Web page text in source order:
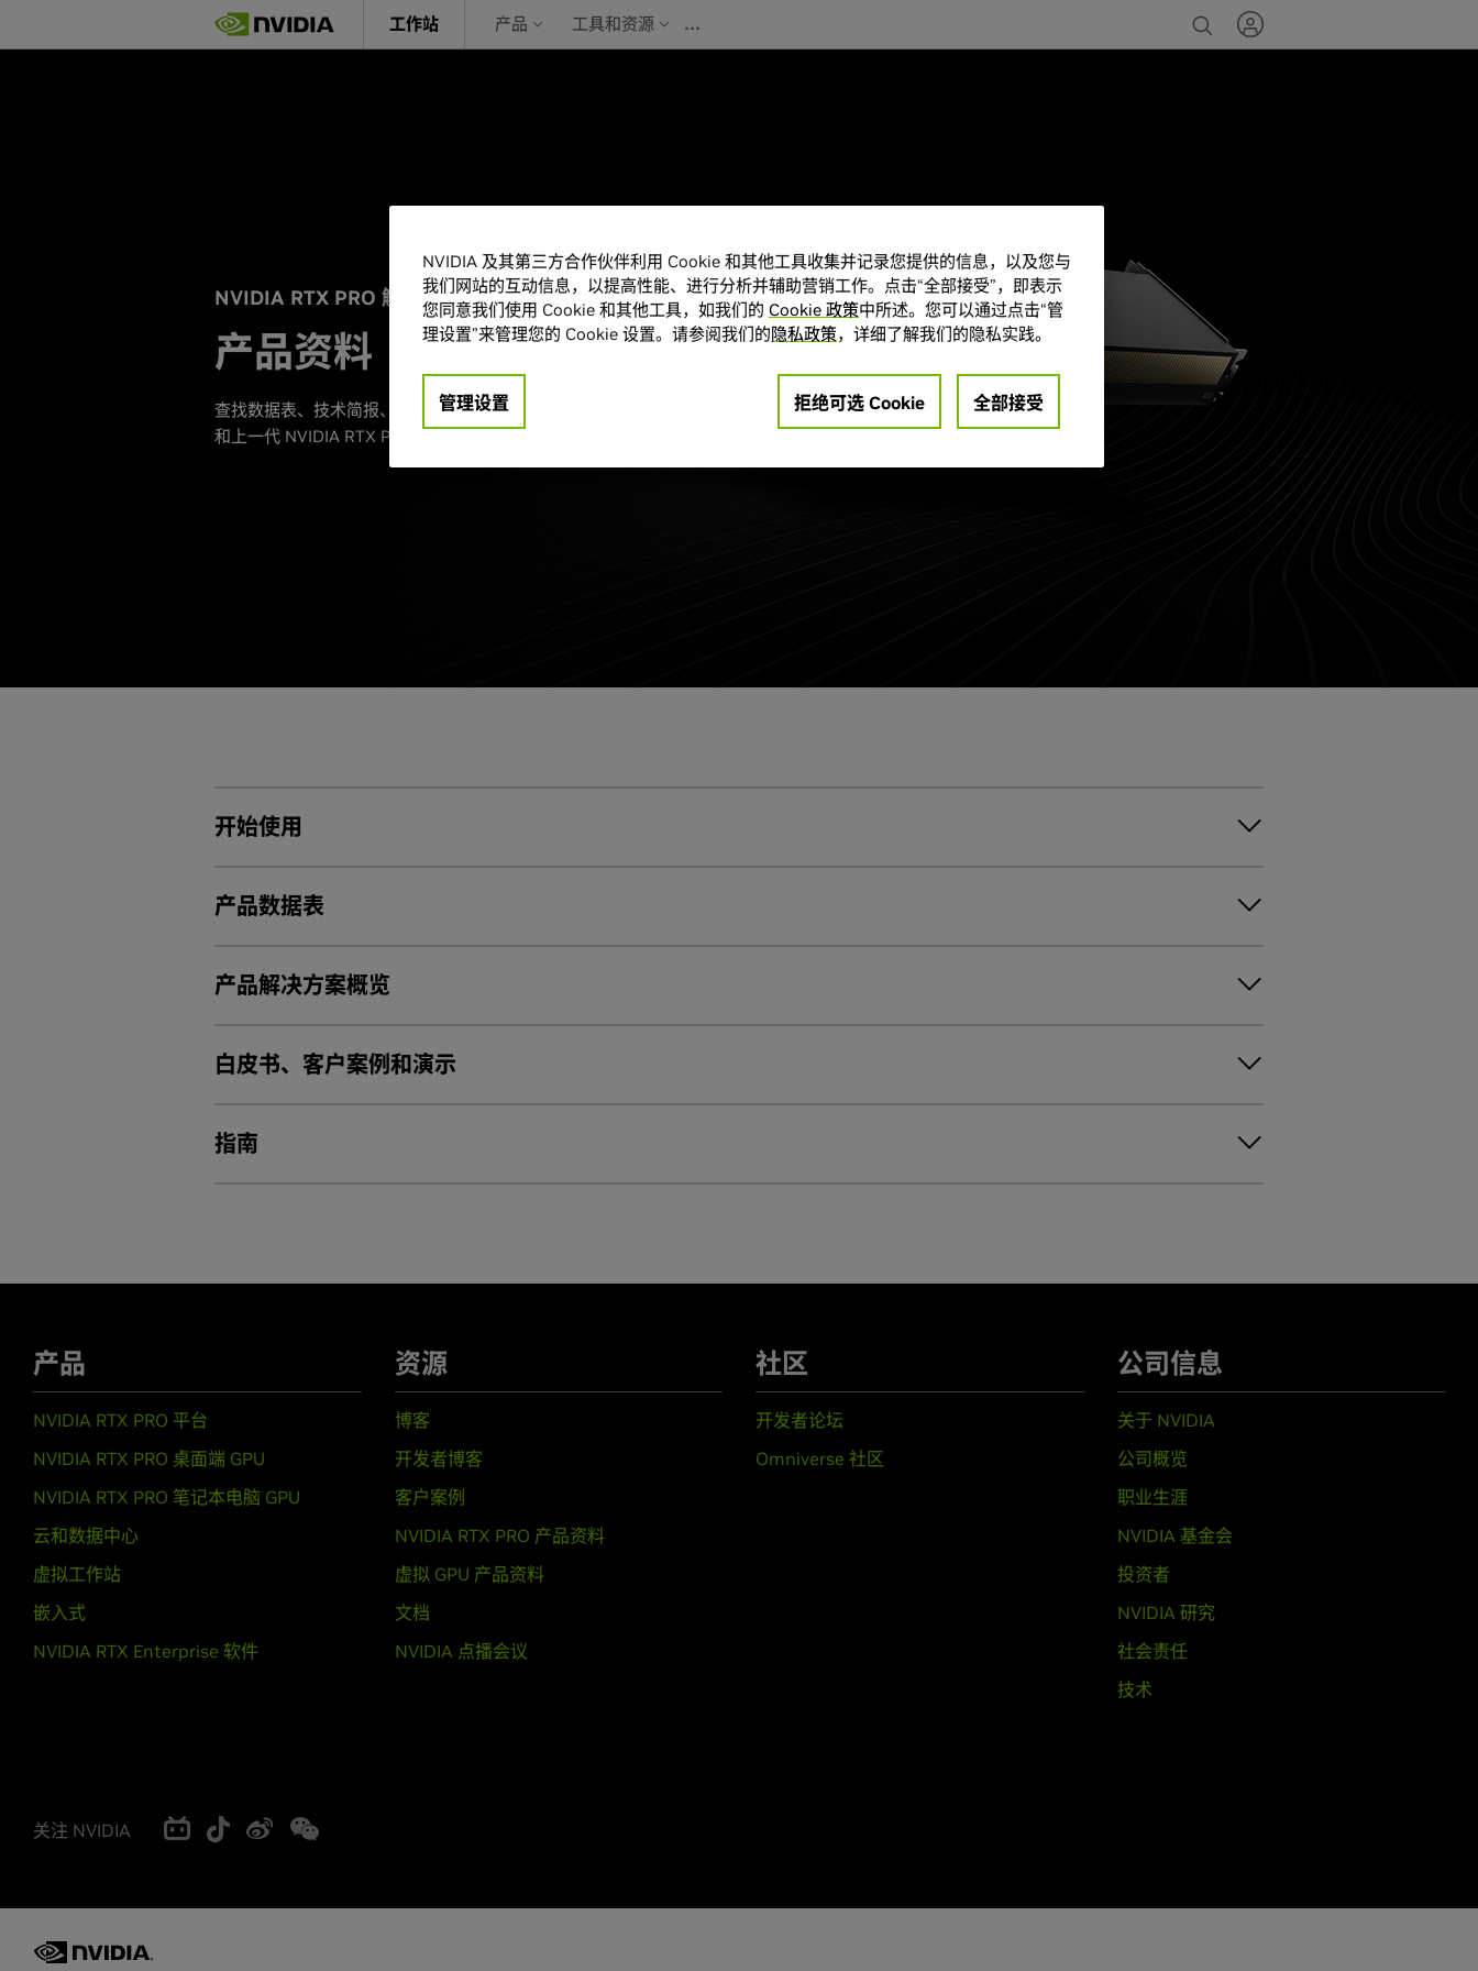
main
工作站 产品 工具和资源 …
NVIDIA RTX PRO 解决方案
产品资料
查找数据表、技术简报、产品线目录、安装指南以及当前
和上一代 NVIDIA RTX PRO™ 解决方案的其他产品信息。
开始使用
NVIDIA RTX PRO Blackwell 架构快速入门指南
适用于工作站产品的 NVIDIA 电源指南
NVIDIA RTX PRO Sync 快速入门指南
产品数据表
NVIDIA RTX PRO 5000 Blackwell
NVIDIA RTX PRO 4000 Blackwell
NVIDIA RTX PRO 2000 Blackwell
NVIDIA RTX 5000 Ada
NVIDIA RTX 2000 Ada
产品解决方案概览
NVIDIA RTX 助力的 AI 工作站
NVIDIA RTX 助力的 AI 工作站适用于 AI 训练
白皮书、客户案例和演示
白皮书
客户案例
NVIDIA RTX PRO 客户成功案例
指南
NVIDIA RTX 快速入门指南 (NVIDIA Ampere 架构)
NVIDIA A800 40GB Active 快速入门指南
NVIDIA 快速入门指南
NVIDIA RTX NVLink 桥接器快速入门指南
NVIDIA RTX 支持指南
产品
NVIDIA RTX PRO 平台
NVIDIA RTX PRO 桌面端 GPU
NVIDIA RTX PRO 笔记本电脑 GPU
云和数据中心
虚拟工作站
嵌入式
NVIDIA RTX Enterprise 软件
资源
博客
开发者博客
客户案例
NVIDIA RTX PRO 产品资料
虚拟 GPU 产品资料
文档
NVIDIA 点播会议
社区
开发者论坛
Omniverse 社区
公司信息
关于 NVIDIA
公司概览
职业生涯
NVIDIA 基金会
投资者
NVIDIA 研究
社会责任
技术
关注 NVIDIA
NVIDIA 及其第三方合作伙伴利用 Cookie 和其他工具收集并记录您提供的信息，以及您与
我们网站的互动信息，以提高性能、进行分析并辅助营销工作。点击“全部接受”，即表示
您同意我们使用 Cookie 和其他工具，如我们的 Cookie 政策中所述。您可以通过点击“管
理设置”来管理您的 Cookie 设置。请参阅我们的隐私政策，详细了解我们的隐私实践。
管理设置 拒绝可选 Cookie 全部接受